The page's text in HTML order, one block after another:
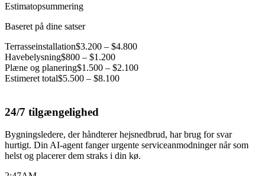
Estimatopsummering
Baseret på dine satser
Terrasseinstallation$3.200 – $4.800
Havebelysning$800 – $1.200
Plæne og planering$1.500 – $2.100
Estimeret total$5.500 – $8.100
24/7 tilgængelighed
Bygningsledere, der håndterer hejsnedbrud, har brug for svar
hurtigt. Din AI-agent fanger urgente serviceanmodninger når som
helst og placerer dem straks i din kø.